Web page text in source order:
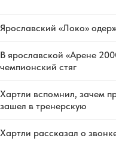
Ярославский «Локо»
В ярославской «Арене
чемпионский стяг
Хартли вспомнил, зачем
зашел в тренерскую
Хартли рассказал о